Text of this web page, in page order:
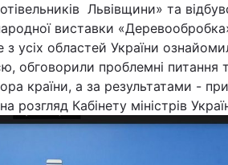
Львівщини» та
виставки
усіх областей України
обговорили проблемні питання
країни, а за результатами -
розгляд Кабінету міністрів